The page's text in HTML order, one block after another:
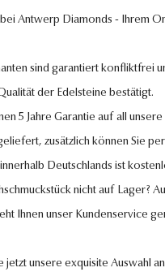
Antwerp Diamonds - Ihrem
sind garantiert konfliktfrei
der Edelsteine bestätigt.
5 Jahre Garantie auf all
zusätzlich können Sie
Deutschlands ist
nicht auf Lager?
Ihnen unser Kundenservice
jetzt unsere exquisite Auswahl